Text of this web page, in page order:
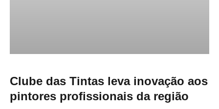
Clube das Tintas leva inovação aos
pintores profissionais da região